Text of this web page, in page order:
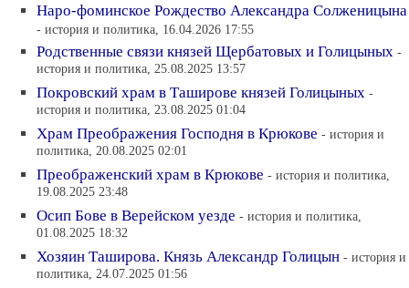
Наро-фоминское Рождество Александра Солженицына
- история и политика, 16.04.2026 17:55
Родственные связи князей Щербатовых и Голицыных -
история и политика, 25.08.2025 13:57
Покровский храм в Таширове князей Голицыных -
история и политика, 23.08.2025 01:04
Храм Преображения Господня в Крюкове - история и
политика, 20.08.2025 02:01
Преображенский храм в Крюкове - история и политика,
19.08.2025 23:48
Осип Бове в Верейском уезде - история и политика,
01.08.2025 18:32
Хозяин Таширова. Князь Александр Голицын - история и
политика, 24.07.2025 01:56